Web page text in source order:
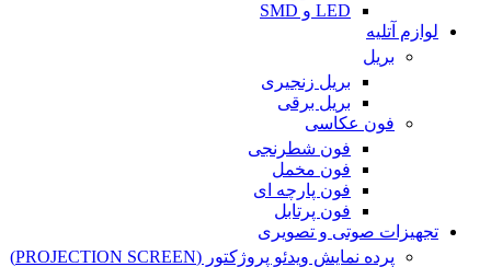
LED و SMD
لوازم آتلیه
بریل
بریل زنجیری
بریل برقی
فون عکاسی
فون شطرنجی
فون مخمل
فون پارچه ای
فون پرتابل
تجهیزات صوتی و تصویری
پرده نمایش ویدئو پروژکتور (PROJECTION SCREEN)